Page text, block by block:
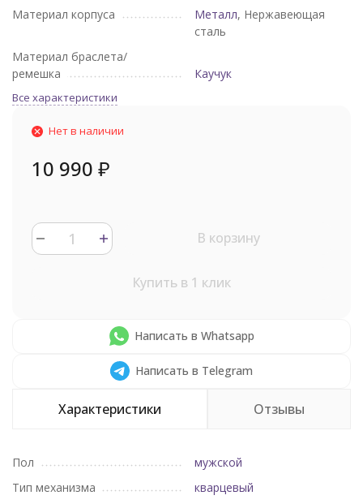
Материал корпуса
Металл, Нержавеющая
сталь
Материал браслета/
ремешка
Каучук
Все характеристики
Нет в наличии
10 990 ₽
В корзину
Купить в 1 клик
Написать в Whatsapp
Написать в Telegram
Характеристики Отзывы
Пол
мужской
Тип механизма
кварцевый